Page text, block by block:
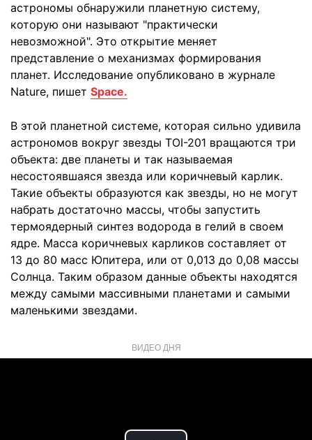
астрономы обнаружили планетную систему,
которую они называют "практически
невозможной". Это открытие меняет
представление о механизмах формирования
планет. Исследование опубликовано в журнале
Nature, пишет Space.
В этой планетной системе, которая сильно удивила
астрономов вокруг звезды TOI-201 вращаются три
объекта: две планеты и так называемая
несостоявшаяся звезда или коричневый карлик.
Такие объекты образуются как звезды, но не могут
набрать достаточно массы, чтобы запустить
термоядерный синтез водорода в гелий в своем
ядре. Масса коричневых карликов составляет от
13 до 80 масс Юпитера, или от 0,013 до 0,08 массы
Солнца. Таким образом данные объекты находятся
между самыми массивными планетами и самыми
маленькими звездами.
ВИДЕО ДНЯ